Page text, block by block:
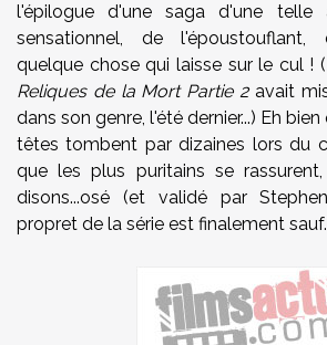
l'épilogue d'une saga d'une telle
sensationnel, de
quelque chose qui laisse sur le cul ! (
Reliques de la Mort Partie 2avait
dans son genre, l'été dernier...) Eh
têtes tombent par dizaines lors du
que les plus puritains se
disons...osé (et validé par
propret de la série est finalement sauf.